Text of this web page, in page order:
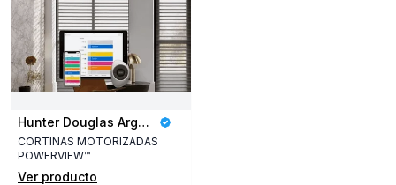
Hunter Douglas Argentina
CORTINAS MOTORIZADAS
POWERVIEW™
Ver producto